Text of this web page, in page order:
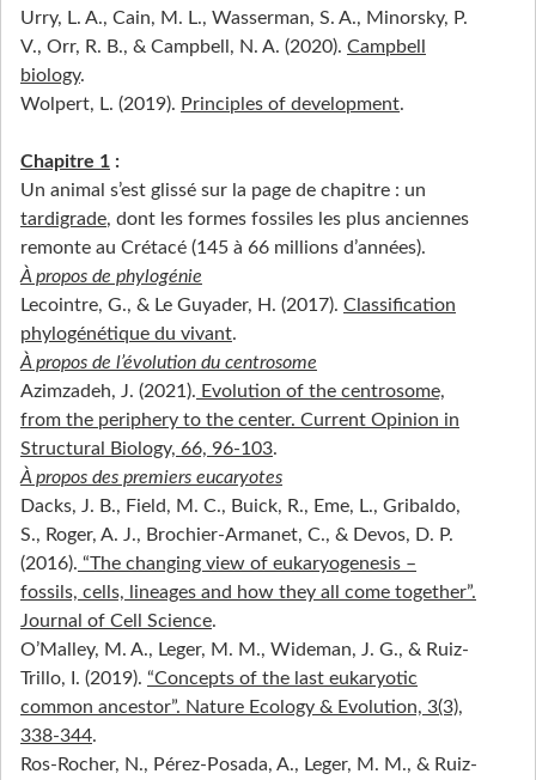
Urry, L. A., Cain, M. L., Wasserman, S. A., Minorsky, P.
V., Orr, R. B., & Campbell, N. A. (2020). Campbell
biology.
Wolpert, L. (2019). Principles of development.
Chapitre 1 :
Un animal s’est glissé sur la page de chapitre : un
tardigrade, dont les formes fossiles les plus anciennes
remonte au Crétacé (145 à 66 millions d’années).
À propos de phylogénie
Lecointre, G., & Le Guyader, H. (2017). Classification
phylogénétique du vivant.
À propos de l’évolution du centrosome
Azimzadeh, J. (2021). Evolution of the centrosome,
from the periphery to the center. Current Opinion in
Structural Biology, 66, 96‑103.
À propos des premiers eucaryotes
Dacks, J. B., Field, M. C., Buick, R., Eme, L., Gribaldo,
S., Roger, A. J., Brochier-Armanet, C., & Devos, D. P.
(2016). “The changing view of eukaryogenesis –
fossils, cells, lineages and how they all come together”.
Journal of Cell Science.
O’Malley, M. A., Leger, M. M., Wideman, J. G., & Ruiz-
Trillo, I. (2019). “Concepts of the last eukaryotic
common ancestor”. Nature Ecology & Evolution, 3(3),
338‑344.
Ros-Rocher, N., Pérez-Posada, A., Leger, M. M., & Ruiz-